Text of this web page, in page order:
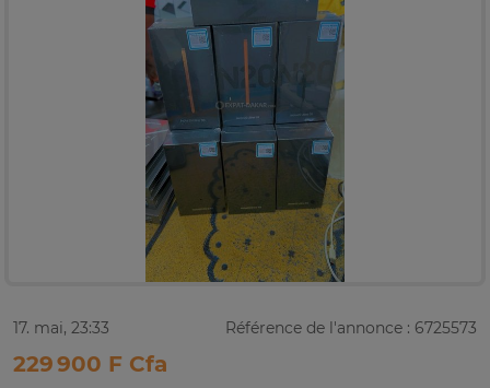
17. mai, 23:33 Référence de l'annonce : 6725573
229 900 F Cfa